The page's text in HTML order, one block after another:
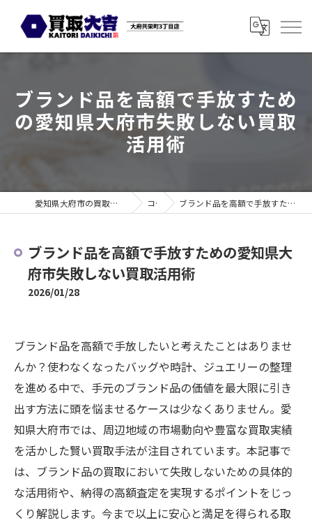
ブランド品を高額で手放すため
の愛知県大府市失敗しない買取
活用術
愛知県大府市の買取なら買取大吉 大府共栄町3丁目店 コラム ブランド品を高額で手放すための愛知県大府市失敗しない買取活用術
ブランド品を高額で手放すための愛知県大
府市失敗しない買取活用術
2026/01/28
ブランド品を高額で手放したいと考えたことはありませ
んか？使わなくなったバッグや時計、ジュエリーの整理
を進める中で、手元のブランド品の価値を最大限に引き
出す方法に頭を悩ませるケースは少なくありません。愛
知県大府市では、周辺地域の市場動向や豊富な買取実績
を活かした賢い買取手法が注目されています。本記事で
は、ブランド品の買取において失敗しないための具体的
な活用術や、納得の高額査定を実現するポイントをじっ
くり解説します。今まで以上に安心と満足を得られる取